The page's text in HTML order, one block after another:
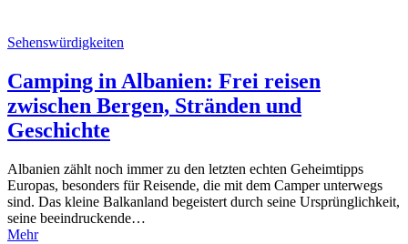
Sehenswürdigkeiten
Camping in Albanien: Frei reisen
zwischen Bergen, Stränden und
Geschichte
Albanien zählt noch immer zu den letzten echten Geheimtipps
Europas, besonders für Reisende, die mit dem Camper unterwegs
sind. Das kleine Balkanland begeistert durch seine Ursprünglichkeit,
seine beeindruckende…
Mehr